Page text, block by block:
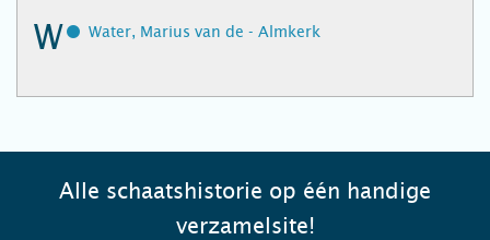
W Water, Marius van de - Almkerk
Alle schaatshistorie op één handige
verzamelsite!